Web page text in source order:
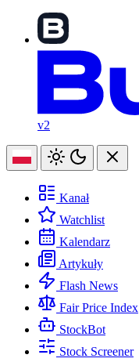
v2
Kanał
Watchlist
Kalendarz
Artykuły
Flash News
Fair Price Index
StockBot
Stock Screener